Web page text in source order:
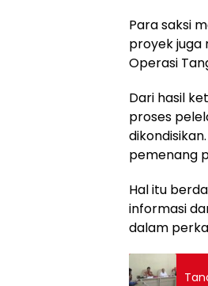
Para saksi
proyek juga
Operasi
Dari hasil
proses
pemenang
Hal itu
informasi
dalam